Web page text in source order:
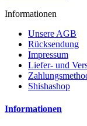
Informationen
Unsere AGB
Rücksendung
Impressum
Liefer- und
Shishashop
Informationen